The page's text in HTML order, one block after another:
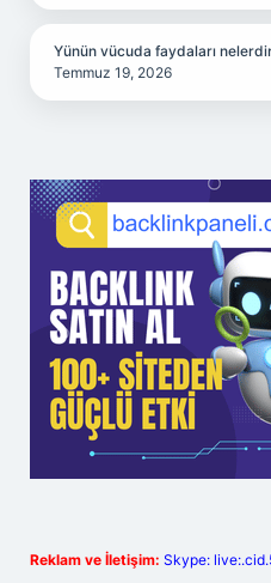
Yünün vücuda faydaları
Temmuz 19, 2026
Reklam ve İletişim: Skype: